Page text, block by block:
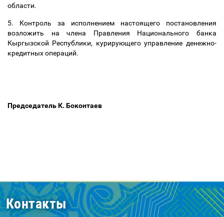
области.
5. Контроль за исполнением настоящего постановления
возложить на члена Правления Национального банка
Кыргызской Республики, курирующего управление денежно-
кредитных операций.
Председатель К. Боконтаев
Контакты